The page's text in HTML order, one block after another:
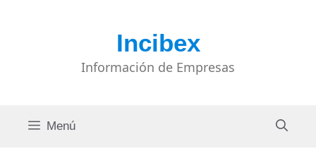
Incibex
Información de Empresas
Menú